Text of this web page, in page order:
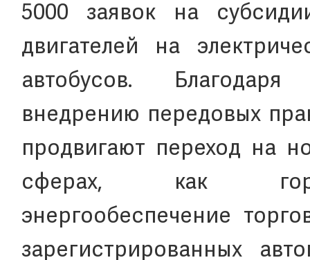
5000 заявок на
двигателей на
автобусов.
внедрению передовых
продвигают переход на
сферах, как
энергообеспечение
зарегистрированных